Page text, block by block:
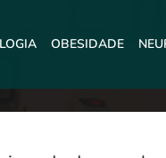
OBESIDADE